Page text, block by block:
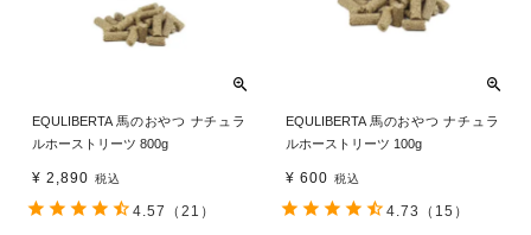
EQULIBERTA 馬のおやつ ナチュラ
ルホーストリーツ 800g
¥ 2,890 税込
4.57 （21）
EQULIBERTA 馬のおやつ ナチュラ
ルホーストリーツ 100g
¥ 600 税込
4.73 （15）